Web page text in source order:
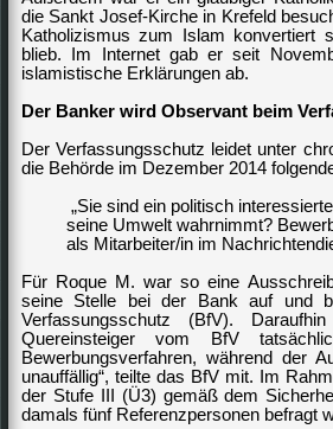
die Sankt Josef-Kirche in Krefeld
Katholizismus zum Islam konvertiert
blieb. Im Internet gab er seit
islamistische Erklärungen ab.
Der Banker wird Observant beim
Der Verfassungsschutz leidet unter
die Behörde im Dezember 2014
„Sie sind ein politisch
seine Umwelt wahrnimmt?
als Mitarbeiter/in im
Für Roque M. war so eine
seine Stelle bei der Bank auf und
Verfassungsschutz (BfV).
Quereinsteiger vom BfV
Bewerbungsverfahren, während der
unauffällig“, teilte das BfV mit. Im
der Stufe III (Ü3) gemäß dem
damals fünf Referenzpersonen befragt